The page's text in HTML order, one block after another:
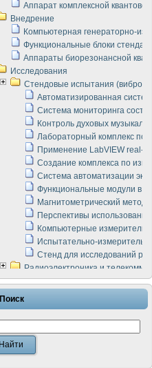
Аппарат комплексной
Внедрение
Компьютерная генераторно-
Функциональные блоки стенда
Аппараты биорезонансной
Исследования
Стендовые испытания
Автоматизированная
Система мониторинга
Контроль духовых
Лабораторный комплекс по
Применение LabVIEW real-
Создание комплекса по
Система автоматизации
Функциональные модули в
Магнитометрический метод
Перспективы
Компьютерные
Испытательно-
Стенд для исследований
Радиоэлектроника и
LabVIEW в расчетах
Аппаратно-программный
Виртуальный
Измерение шумовых
Измерительный
Инструменты для
Инструменты для
Поиск